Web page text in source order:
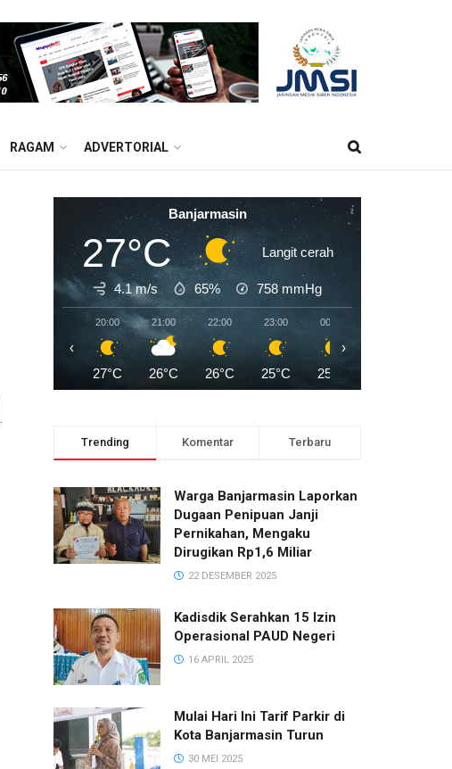
RAGAM ADVERTORIAL
Banjarmasin
27°C Langit cerah
4.1 m/s 65% 758 mmHg
20:00
27°C
21:00
26°C
22:00
26°C
23:00
25°C
00:00
25°C
‹ ›
Trending Komentar Terbaru
Warga Banjarmasin Laporkan
Dugaan Penipuan Janji
Pernikahan, Mengaku
Dirugikan Rp1,6 Miliar
22 DESEMBER 2025
Kadisdik Serahkan 15 Izin
Operasional PAUD Negeri
16 APRIL 2025
Mulai Hari Ini Tarif Parkir di
Kota Banjarmasin Turun
30 MEI 2025